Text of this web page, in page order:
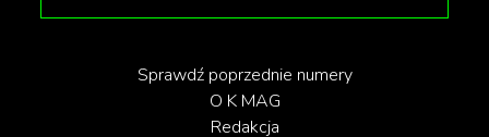
Co nas bawi?
Niezwykle istotne dla produkcji nawiązania
Sprawdź poprzednie numery
O K MAG
Redakcja